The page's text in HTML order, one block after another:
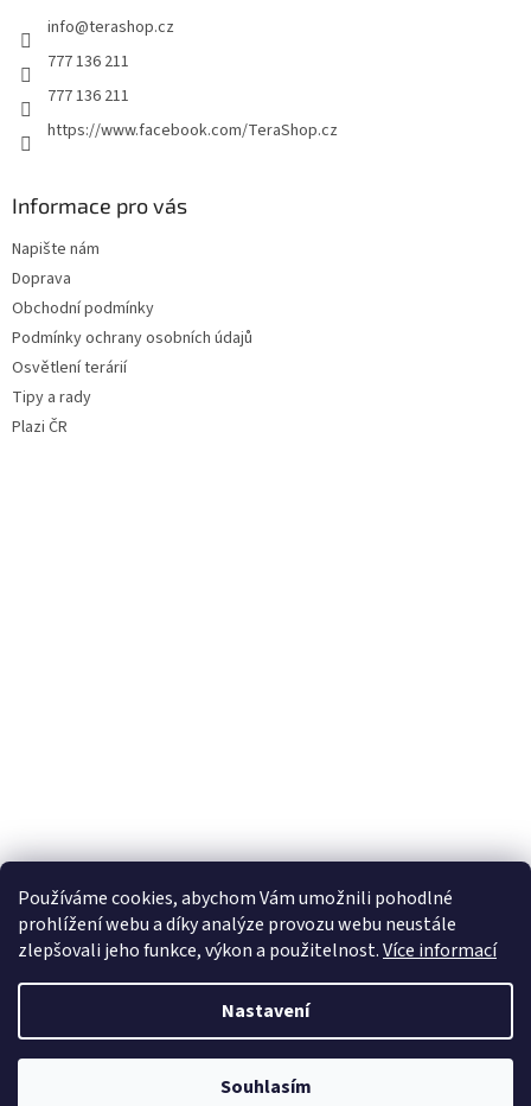
Používáme cookies, abychom Vám umožnili pohodlné
prohlížení webu a díky analýze provozu webu neustále
zlepšovali jeho funkce, výkon a použitelnost.Více informací
Nastavení
Souhlasím
info@terashop.cz
777 136 211
777 136 211
https://www.facebook.com/TeraShop.cz
Informace pro vás
Napište nám
Doprava
Obchodní podmínky
Podmínky ochrany osobních údajů
Osvětlení terárií
Tipy a rady
Plazi ČR
Vytvořil Shoptet
TeraShop.cz. Všechna práva vyhrazena.